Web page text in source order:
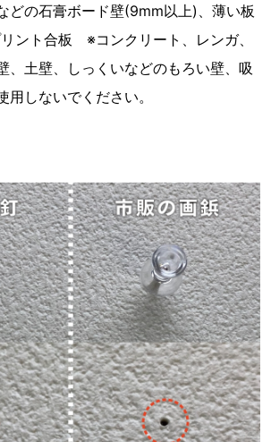
どの石膏ボード壁(9mm以上)、薄い板
ント合板 ※コンクリート、レンガ、
、土壁、しっくいなどのもろい壁、吸
しないでください。